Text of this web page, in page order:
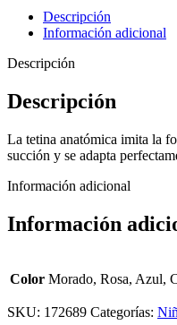
Descripción
Información adicional
Descripción
Descripción
La tetina anatómica imita la
succión y se adapta
Información adicional
Información
Color Morado, Rosa, Azul,
SKU: 172689 Categorías: